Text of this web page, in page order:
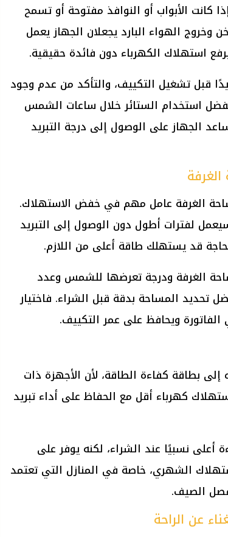
كانت الأبواب أو النوافذ مفتوحة أو تسمح
الهواء البارد يجعلان الجهاز يعمل
استهلاك الكهرباء دون فائدة حقيقية.
قبل تشغيل التكييف، والتأكد من عدم وجود
استخدام الستائر خلال ساعات الشمس
الجهاز على الوصول إلى درجة التبريد
الغرفة عامل مهم في خفض الاستهلاك.
لفترات أطول دون الوصول إلى التبريد
قد يستهلك طاقة أعلى من اللازم.
الغرفة ودرجة تعرضها للشمس وعدد
تحديد المساحة بدقة قبل الشراء. فاختيار
ويحافظ على عمر التكييف.
إلى بطاقة كفاءة الطاقة، لأن الأجهزة ذات
كهرباء أقل مع الحفاظ على أداء تبريد
أعلى نسبيًا عند الشراء، لكنه يوفر على
الشهري، خاصة في المنازل التي تعتمد
الصيف.
عن الراحة